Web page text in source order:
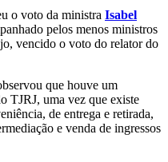
o voto da ministra Isabel
pelos menos ministros
vencido o voto do relator do
que houve um
TJRJ, uma vez que existe
de entrega e retirada,
e venda de ingressos